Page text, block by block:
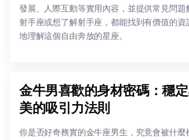
發展、人際互動等實用內容，並提供常見問題
射手座或想了解射手座，都能找到有價值的資
地理解這個自由奔放的星座。
金牛男喜歡的身材密碼：穩
美的吸引力法則
你是否好奇務實的金牛座男生，究竟會被什麼